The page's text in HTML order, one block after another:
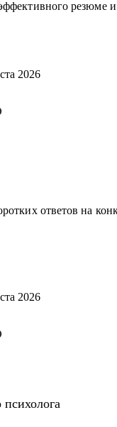
резюме
2026
ответов на
2026
психолога